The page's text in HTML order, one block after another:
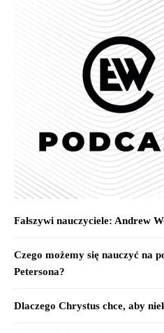
Fałszywi nauczyciele: Andrew
Czego możemy się nauczyć na
Petersona?
Dlaczego Chrystus chce, aby